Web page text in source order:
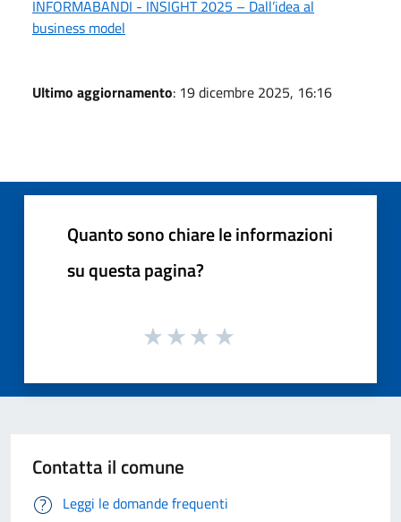
INFORMABANDI - INSIGHT 2025 – Dall’idea al
business model
Ultimo aggiornamento: 19 dicembre 2025, 16:16
Quanto sono chiare le informazioni
su questa pagina?
Contatta il comune
Leggi le domande frequenti